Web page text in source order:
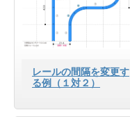
レールの間隔を変更す
る例（１対２）